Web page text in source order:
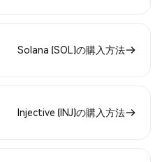
Solana (SOL)の購入方法
Injective (INJ)の購入方法